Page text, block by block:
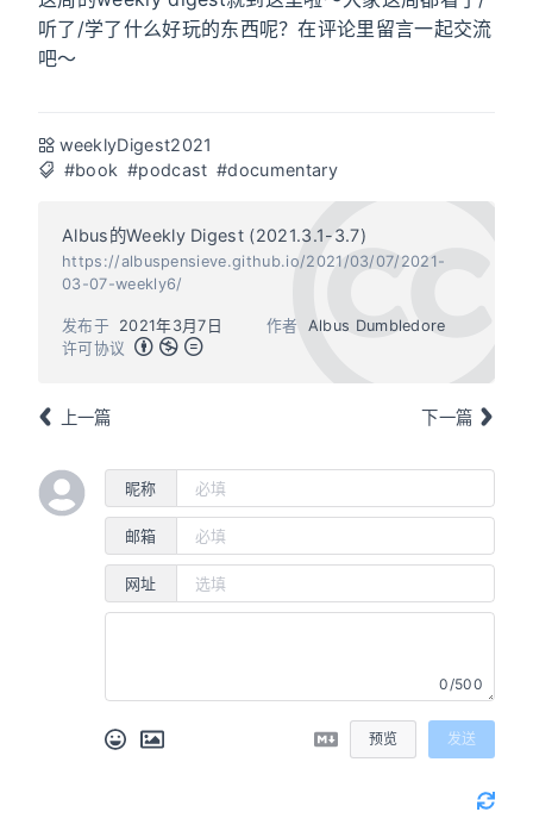
听了/学了什么好玩的东西呢？在评论里留言一起交流
吧～
weeklyDigest2021
#book #podcast #documentary
Albus的Weekly Digest (2021.3.1-3.7)
https://albuspensieve.github.io/2021/03/07/2021-
03-07-weekly6/
作者 Albus Dumbledore
发布于
2021年3月7日
许可协议
上一篇 下一篇
昵称
邮箱
网址
0/500
预览 发送